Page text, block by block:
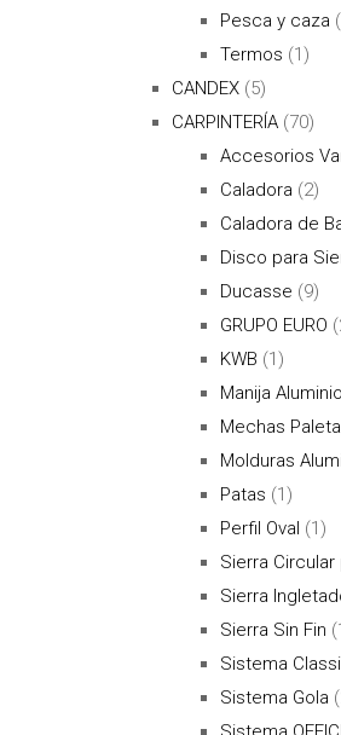
Pesca y caza
Termos (1)
CANDEX (5)
CARPINTERÍA (70)
Accesorios
Caladora (2)
Caladora de
Disco para
Ducasse (9)
GRUPO EURO
KWB (1)
Manija Aluminio
Mechas
Molduras
Patas (1)
Perfil Oval (1)
Sierra
Sierra
Sierra Sin Fin
Sistema
Sistema Gola